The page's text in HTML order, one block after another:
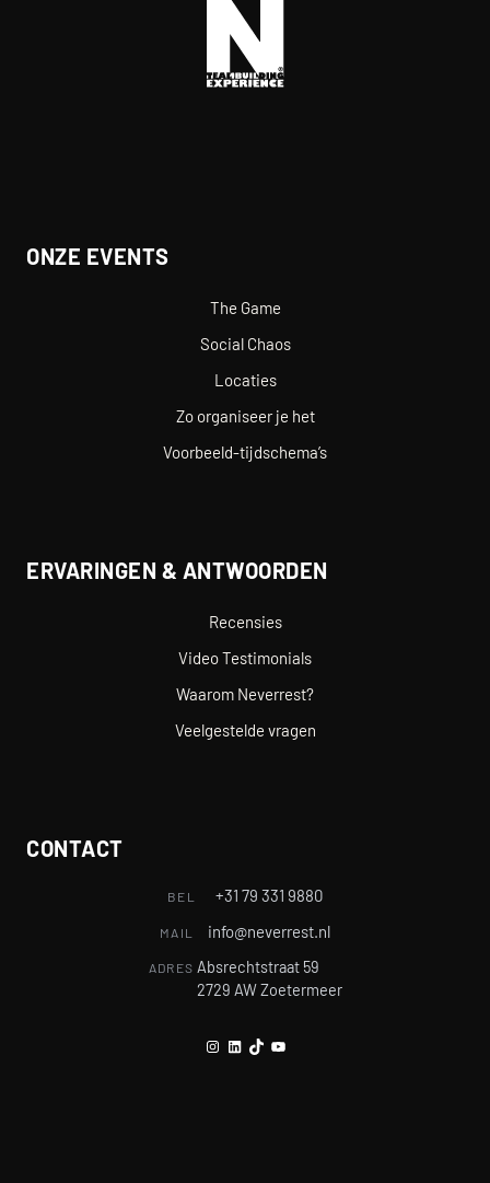
ONZE EVENTS
The Game
Social Chaos
Locaties
Zo organiseer je het
Voorbeeld-tijdschema’s
ERVARINGEN & ANTWOORDEN
Recensies
Video Testimonials
Waarom Neverrest?
Veelgestelde vragen
CONTACT
BEL +31 79 331 9880
MAIL info@neverrest.nl
ADRES Absrechtstraat 59
2729 AW Zoetermeer
Instagram
LinkedIn
TikTokYouTube